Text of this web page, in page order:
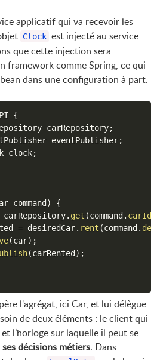
applicatif qui va recevoir les
Clock est injecté au service
que cette injection sera
framework comme Spring, ce qui
dans une configuration à part.
{
carRepository;
eventPublisher;
clock;
command )
{
carRepository. get (command . carId
= desiredCar. rent (command .
(car) ;
(carRented ) ;
l'agrégat, ici Car, et lui délègue
de deux éléments : le client qui
l’horloge sur laquelle il peut se
ses décisions métiers. Dans